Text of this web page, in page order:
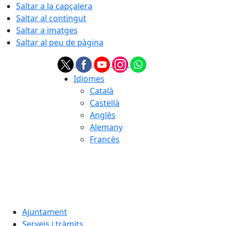
Saltar a la capçalera
Saltar al contingut
Saltar a imatges
Saltar al peu de pàgina
Idiomes
Català
Castellà
Anglès
Alemany
Francès
Ajuntament